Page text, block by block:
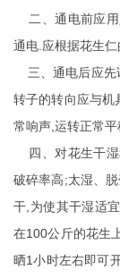
二、通电前应用
通电.应根据花生仁
三、通电后应先
转子的转向应与机
常响声,运转正常
四、对花生干湿
破碎率高;太湿、
干,为使其干湿适
在100公斤的花生
晒1小时左右即可